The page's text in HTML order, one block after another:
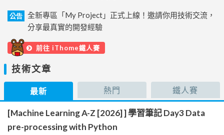
公告
全新專區「My Project」正式上線！邀請你用技術交流，
分享最真實的開發經驗
前往 iThome鐵人賽
技術文章
最新 熱門 鐵人賽
[Machine Learning A-Z [2026] ] 學習筆記 Day3 Data
pre-processing with Python